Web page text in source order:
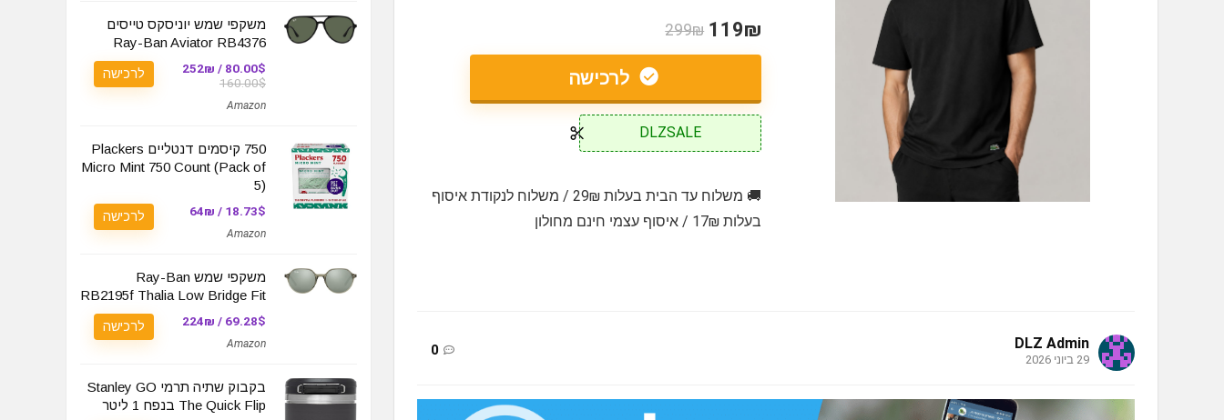
119₪
299₪
לרכישה
DLZSALE
🚚 משלוח עד הבית בעלות 29₪ / משלוח לנקודת איסוף
בעלות 17₪ / איסוף עצמי חינם מחולון
DLZ Admin
29 ביוני 2026
0
משקפי שמש יוניסקס טייסים
Ray-Ban Aviator RB4376
80.00$ / 252₪
160.00$
Amazon
לרכישה
750 קיסמים דנטליים Plackers
Micro Mint 750 Count (Pack of
5)
18.73$ / 64₪
Amazon
לרכישה
משקפי שמש Ray-Ban
RB2195f Thalia Low Bridge Fit
69.28$ / 224₪
Amazon
לרכישה
בקבוק שתיה תרמי Stanley GO
The Quick Flip בנפח 1 ליטר